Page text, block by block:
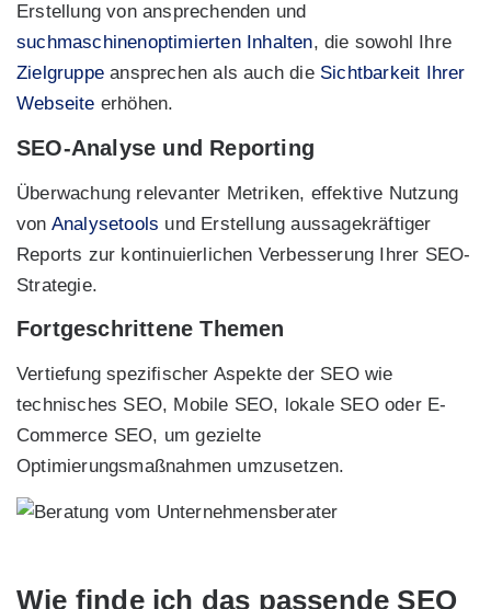
Erstellung von ansprechenden und
suchmaschinenoptimierten Inhalten, die sowohl Ihre
Zielgruppe ansprechen als auch die Sichtbarkeit Ihrer
Webseite erhöhen.
SEO-Analyse und Reporting
Überwachung relevanter Metriken, effektive Nutzung
von Analysetools und Erstellung aussagekräftiger
Reports zur kontinuierlichen Verbesserung Ihrer SEO-
Strategie.
Fortgeschrittene Themen
Vertiefung spezifischer Aspekte der SEO wie
technisches SEO, Mobile SEO, lokale SEO oder E-
Commerce SEO, um gezielte
Optimierungsmaßnahmen umzusetzen.
Wie finde ich das passende SEO